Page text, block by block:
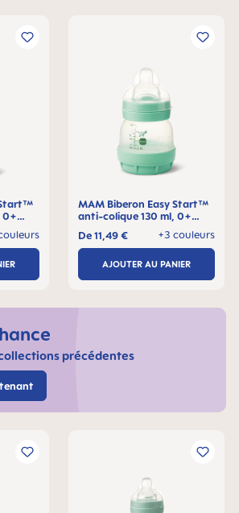
précédentes
0+
MAM Biberon Easy Start™
anti-colique 130 ml, 0+
+3 couleurs
De11,49 €
AJOUTER AU PANIER